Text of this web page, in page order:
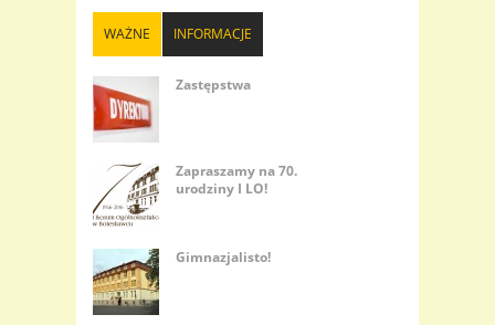
dokumentów wraz ze zdjęciem celem
potwierdzenia przyjęcia do I...
WAŻNE INFORMACJE
Zastępstwa
Zapraszamy na 70.
urodziny I LO!
Gimnazjalisto!